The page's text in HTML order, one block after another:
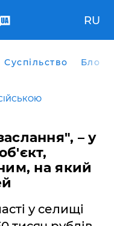
RU
Суспільство Блоги
– у
на який
у селищі